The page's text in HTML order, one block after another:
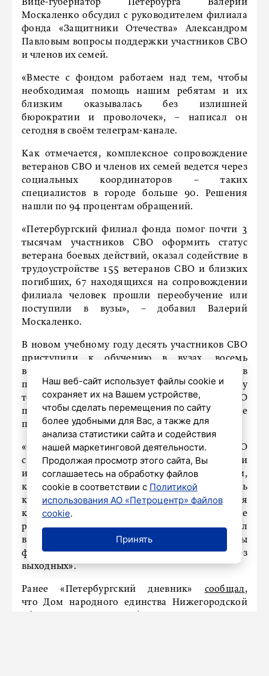
Вице-губернатор Петербурга Валерий
Москаленко обсудил с руководителем филиала
фонда «Защитники Отечества» Александром
Павловым вопросы поддержки участников СВО
и членов их семей.
«Вместе с фондом работаем над тем, чтобы
необходимая помощь нашим ребятам и их
близким оказывалась без излишней
бюрократии и проволочек», – написал он
сегодня в своём телеграм-канале.
Как отмечается, комплексное сопровождение
ветеранов СВО и членов их семей ведется через
социальных координаторов – таких
специалистов в городе больше 90. Решения
нашли по 94 процентам обращений.
«Петербургский филиал фонда помог почти 3
тысячам участников СВО оформить статус
ветерана боевых действий, оказал содействие в
трудоустройстве 155 ветеранов СВО и близких
погибших, 67 находящихся на сопровождении
филиала человек прошли переобучение или
поступили в вузы», – добавил Валерий
Москаленко.
В новом учебному году десять участников СВО
приступили к обучению в вузах, восемь
вернувшихся из зоны боевых действий бойцов
поступили в вузовскую Высшую школу
технологии и энергетики, один участник СВО
поступил в колледж при Университете
промышленных технологий и дизайна.
«С этого года фонд закупает для ветеранов СВО
с инвалидностью кресла высокой проходимости
и шагающие коляски с электроприводом,
которые позволяют значительно повысить
качество жизни бойцов. Проводится адаптация
квартир ветеранов, получивших тяжелые
ранения в зоне боевых действий, – подытожил
вице-губернатор. – С 1 июля 2024 года филиалы
фонда «Защитники Отечества» ведут приём без
выходных».
Ранее «Петербургский дневник» сообщал,
что Дом народного единства Нижегородской
Наш веб-сайт использует файлы cookie и
сохраняет их на Вашем устройстве,
чтобы сделать перемещения по сайту
более удобными для Вас, а также для
анализа статистики сайта и содействия
нашей маркетинговой деятельности.
Продолжая просмотр этого сайта, Вы
соглашаетесь на обработку файлов
cookie в соответствии с Политикой
использования АО «Петроцентр» файлов
cookie.
Принять